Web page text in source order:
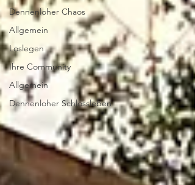
Dennenloher Chaos
Allgemein
Loslegen
Ihre Community
Allgemein
Dennenloher Schlossleben